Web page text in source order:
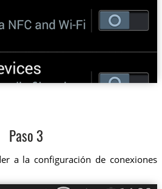
Paso 3
a la configuración de conexiones